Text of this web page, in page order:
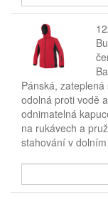
Pánská,
odolná proti vodě
odnimatelná
na rukávech a
stahování v